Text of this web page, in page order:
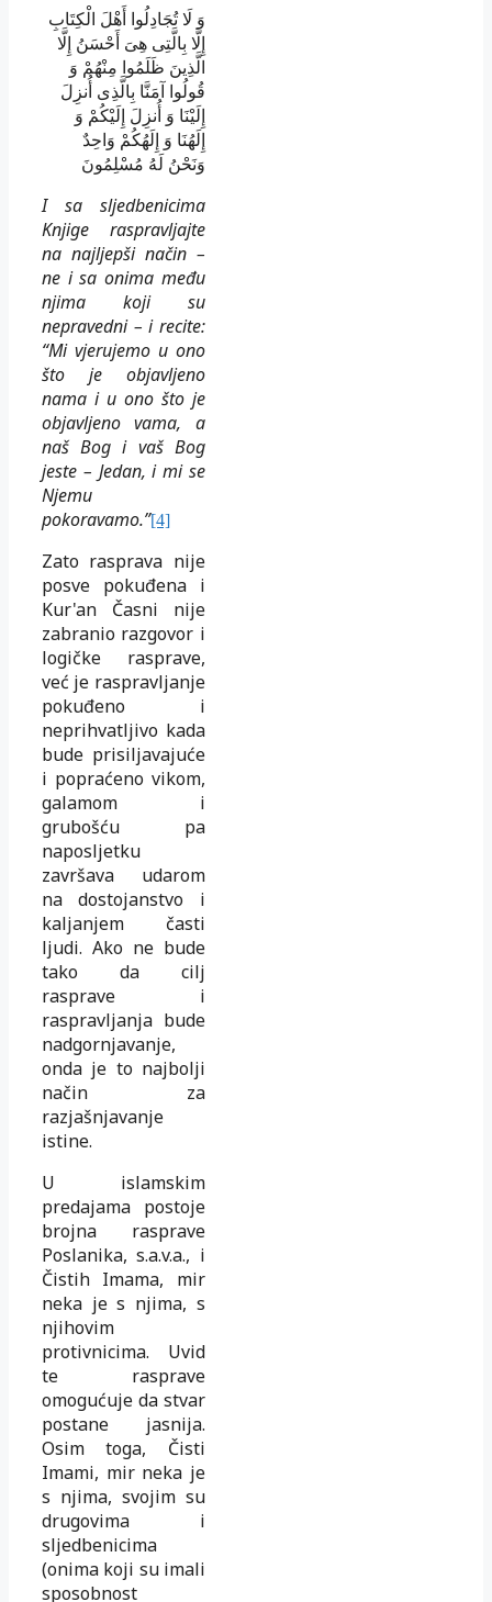
وَ لَا تُجَادِلُوا أَهْلَ الْكِتَابِ
إِلَّا بِالَّتِى هِىَ أَحْسَنُ إِلَّا
الَّذِينَ ظَلَمُوا مِنْهُمْ وَ
قُولُوا آمَنَّا بِالَّذِى أُنزِلَ
إِلَيْنَا وَ أُنزِلَ إِلَيْكُمْ وَ
إِلَهُنَا وَ إِلَهُكُمْ وَاحِدٌ
وَنَحْنُ لَهُ مُسْلِمُونَ
I sa sljedbenicima
Knjige raspravljajte
na najljepši način –
ne i sa onima među
njima koji su
nepravedni – i recite:
“Mi vjerujemo u ono
što je objavljeno
nama i u ono što je
objavljeno vama, a
naš Bog i vaš Bog
jeste – Jedan, i mi se
Njemu
pokoravamo.”[4]
Zato rasprava nije
posve pokuđena i
Kur'an Časni nije
zabranio razgovor i
logičke rasprave,
već je raspravljanje
pokuđeno i
neprihvatljivo kada
bude prisiljavajuće
i popraćeno vikom,
galamom i
grubošću pa
naposljetku
završava udarom
na dostojanstvo i
kaljanjem časti
ljudi. Ako ne bude
tako da cilj
rasprave i
raspravljanja bude
nadgornjavanje,
onda je to najbolji
način za
razjašnjavanje
istine.
U islamskim
predajama postoje
brojna rasprave
Poslanika, s.a.v.a., i
Čistih Imama, mir
neka je s njima, s
njihovim
protivnicima. Uvid
te rasprave
omogućuje da stvar
postane jasnija.
Osim toga, Čisti
Imami, mir neka je
s njima, svojim su
drugovima i
sljedbenicima
(onima koji su imali
sposobnost